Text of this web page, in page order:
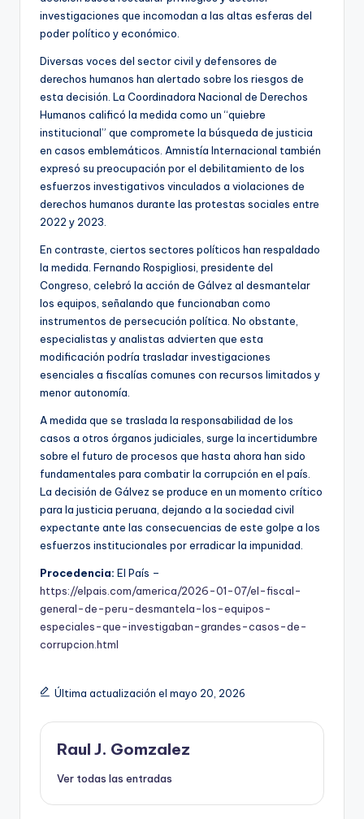
investigaciones que incomodan a las altas esferas del
poder político y económico.
Diversas voces del sector civil y defensores de
derechos humanos han alertado sobre los riesgos de
esta decisión. La Coordinadora Nacional de Derechos
Humanos calificó la medida como un “quiebre
institucional” que compromete la búsqueda de justicia
en casos emblemáticos. Amnistía Internacional también
expresó su preocupación por el debilitamiento de los
esfuerzos investigativos vinculados a violaciones de
derechos humanos durante las protestas sociales entre
2022 y 2023.
En contraste, ciertos sectores políticos han respaldado
la medida. Fernando Rospigliosi, presidente del
Congreso, celebró la acción de Gálvez al desmantelar
los equipos, señalando que funcionaban como
instrumentos de persecución política. No obstante,
especialistas y analistas advierten que esta
modificación podría trasladar investigaciones
esenciales a fiscalías comunes con recursos limitados y
menor autonomía.
A medida que se traslada la responsabilidad de los
casos a otros órganos judiciales, surge la incertidumbre
sobre el futuro de procesos que hasta ahora han sido
fundamentales para combatir la corrupción en el país.
La decisión de Gálvez se produce en un momento crítico
para la justicia peruana, dejando a la sociedad civil
expectante ante las consecuencias de este golpe a los
esfuerzos institucionales por erradicar la impunidad.
Procedencia: El País –
https://elpais.com/america/2026-01-07/el-fiscal-
general-de-peru-desmantela-los-equipos-
especiales-que-investigaban-grandes-casos-de-
corrupcion.html
Última actualización el mayo 20, 2026
Raul J. Gomzalez
Ver todas las entradas